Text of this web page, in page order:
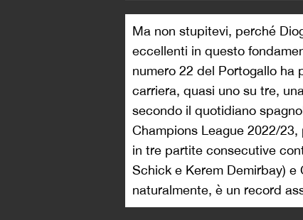
Ma non stupitevi, perché
eccellenti in questo
numero 22 del Portogallo ha
carriera, quasi uno su tre,
secondo il quotidiano
Champions League 2022/
in tre partite consecutive
Schick e Kerem Demirbay) e
naturalmente, è un record